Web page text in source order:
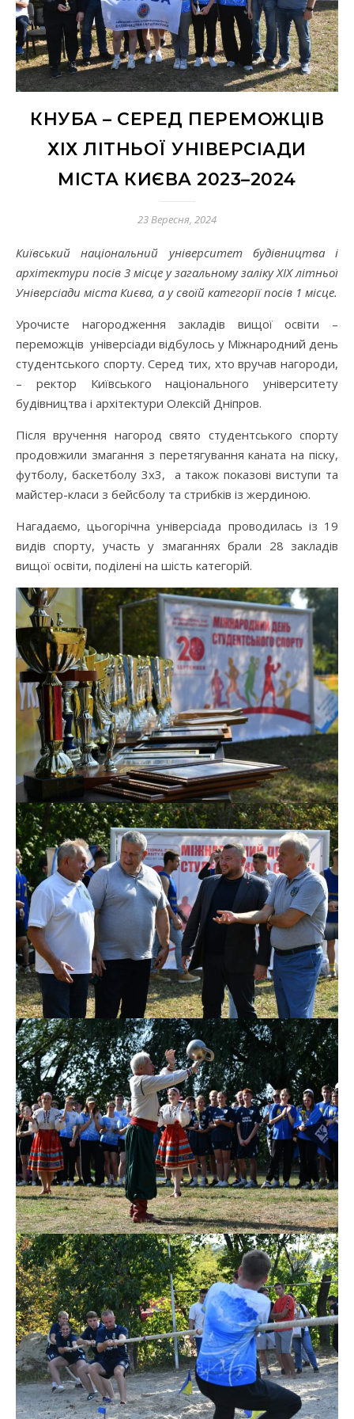
КНУБА – СЕРЕД ПЕРЕМОЖЦІВ
ХІХ ЛІТНЬОЇ УНІВЕРСІАДИ
МІСТА КИЄВА 2023–2024
23 Вересня, 2024
Київський національний університет будівництва і
архітектури посів 3 місце у загальному заліку ХІХ літньої
Універсіади міста Києва, а у своїй категорії посів 1 місце.
Урочисте нагородження закладів вищої освіти –
переможців універсіади відбулось у Міжнародний день
студентського спорту. Серед тих, хто вручав нагороди,
– ректор Київського національного університету
будівництва і архітектури Олексій Дніпров.
Після вручення нагород свято студентського спорту
продовжили змагання з перетягування каната на піску,
футболу, баскетболу 3х3, а також показові виступи та
майстер-класи з бейсболу та стрибків із жердиною.
Нагадаємо, цьогорічна універсіада проводилась із 19
видів спорту, участь у змаганнях брали 28 закладів
вищої освіти, поділені на шість категорій.